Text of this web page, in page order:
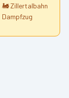
🚂 Zillertalbahn
Dampfzug